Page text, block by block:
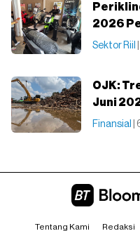
2026
Sektor Riil
OJK:
Juni
Finansial
Tentang Kami Redaksi